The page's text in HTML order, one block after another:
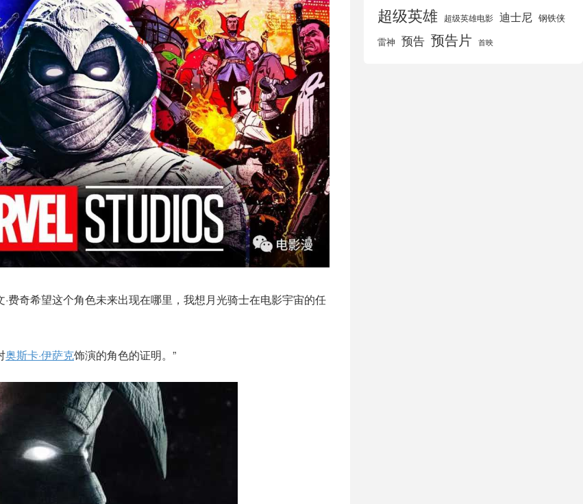
奇希望这个角色未来出现在哪里，我想月光骑士在电影宇宙的任
奥斯卡·伊萨克饰演的角色的证明。”
超级英雄 超级英雄电影 迪士尼 钢铁侠
雷神 预告 预告片 首映